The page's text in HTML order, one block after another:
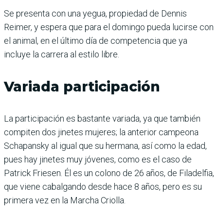
Se presenta con una yegua, propiedad de Dennis
Reimer, y espera que para el domingo pueda lucirse con
el animal, en el último día de competencia que ya
incluye la carrera al estilo libre.
Variada participación
La participación es bastante variada, ya que también
compiten dos jinetes mujeres; la anterior campeona
Schapansky al igual que su hermana, así como la edad,
pues hay jinetes muy jóvenes, como es el caso de
Patrick Friesen. Él es un colono de 26 años, de Filadelfia,
que viene cabalgando desde hace 8 años, pero es su
primera vez en la Marcha Criolla.